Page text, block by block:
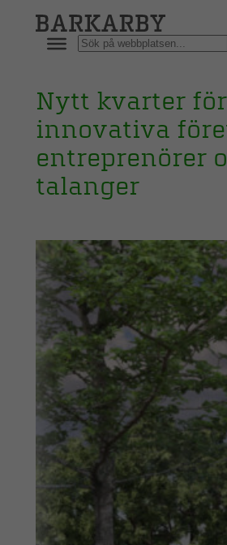
Hoppa
Sök
Nytt kvarter för
innovativa
entreprenörer
talanger